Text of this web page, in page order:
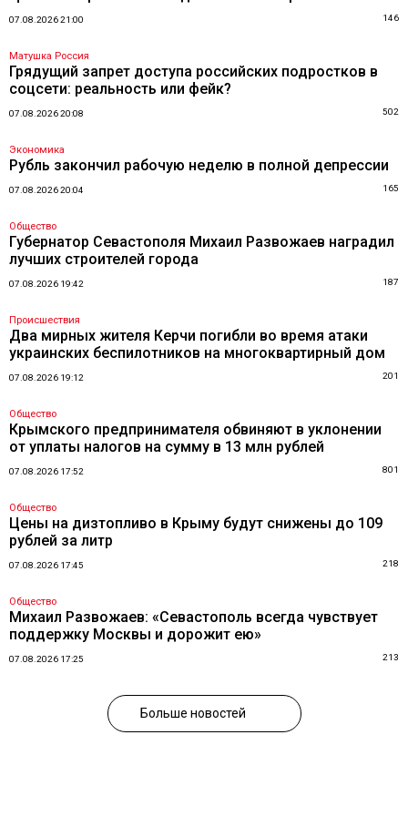
07.08.2026 21:00 146
Матушка Россия
Грядущий запрет доступа российских подростков в
соцсети: реальность или фейк?
07.08.2026 20:08 502
Экономика
Рубль закончил рабочую неделю в полной депрессии
07.08.2026 20:04 165
Общество
Губернатор Севастополя Михаил Развожаев наградил
лучших строителей города
07.08.2026 19:42 187
Происшествия
Два мирных жителя Керчи погибли во время атаки
украинских беспилотников на многоквартирный дом
07.08.2026 19:12 201
Общество
Крымского предпринимателя обвиняют в уклонении
от уплаты налогов на сумму в 13 млн рублей
07.08.2026 17:52 801
Общество
Цены на дизтопливо в Крыму будут снижены до 109
рублей за литр
07.08.2026 17:45 218
Общество
Михаил Развожаев: «Севастополь всегда чувствует
поддержку Москвы и дорожит ею»
07.08.2026 17:25 213
Больше новостей